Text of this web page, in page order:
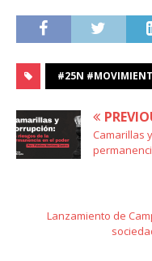
#25N
Camarillas
Lanzamiento de